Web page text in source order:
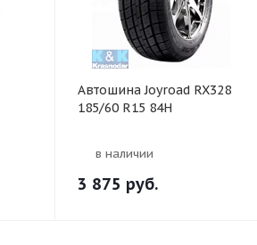
Автошина Joyroad RX328
185/60 R15 84H
в наличии
3 875 руб.